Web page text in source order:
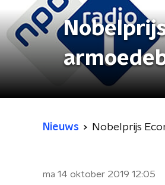
Nieuws Nobelprijs
ma 14 oktober 2019 12:05